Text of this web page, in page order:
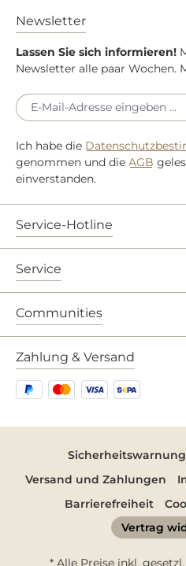
Newsletter
Lassen Sie sich informieren!
Newsletter alle paar Wochen.
Ich habe die
genommen und die AGB
einverstanden.
Service-Hotline
Service
Communities
Zahlung & Versand
Sicherheitswarnung
Versand und Zahlungen
Barrierefreiheit
Vertrag
* Alle Preise inkl.